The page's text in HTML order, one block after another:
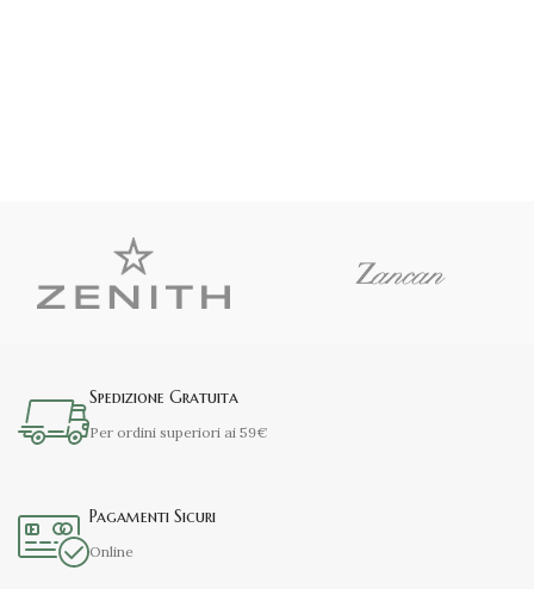
Spedizione Gratuita
Per ordini superiori ai 59€
Pagamenti Sicuri
Online